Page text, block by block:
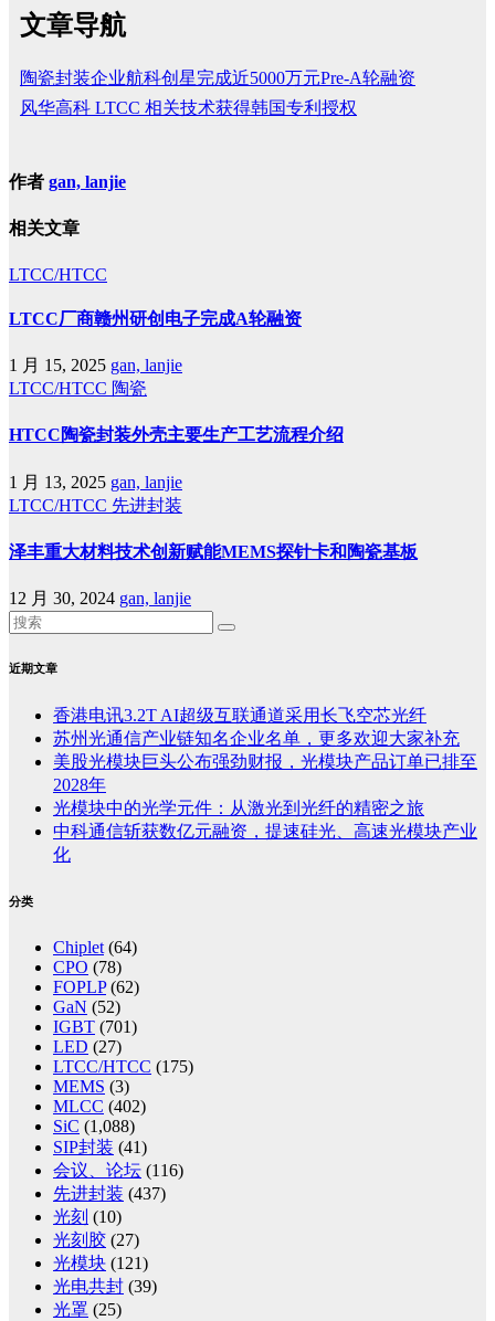
文章导航
陶瓷封装企业航科创星完成近5000万元Pre-A轮融资
风华高科 LTCC 相关技术获得韩国专利授权
作者 gan, lanjie
相关文章
LTCC/HTCC
LTCC厂商赣州研创电子完成A轮融资
1 月 15, 2025 gan, lanjie
LTCC/HTCC 陶瓷
HTCC陶瓷封装外壳主要生产工艺流程介绍
1 月 13, 2025 gan, lanjie
LTCC/HTCC 先进封装
泽丰重大材料技术创新赋能MEMS探针卡和陶瓷基板
12 月 30, 2024 gan, lanjie
近期文章
香港电讯3.2T AI超级互联通道采用长飞空芯光纤
苏州光通信产业链知名企业名单，更多欢迎大家补充
美股光模块巨头公布强劲财报，光模块产品订单已排至
2028年
光模块中的光学元件：从激光到光纤的精密之旅
中科通信斩获数亿元融资，提速硅光、高速光模块产业
化
分类
Chiplet (64)
CPO (78)
FOPLP(62)
GaN (52)
IGBT (701)
LED (27)
LTCC/HTCC (175)
MEMS (3)
MLCC (402)
SiC (1,088)
SIP封装 (41)
会议、论坛 (116)
先进封装 (437)
光刻 (10)
光刻胶 (27)
光模块 (121)
光电共封 (39)
光罩 (25)